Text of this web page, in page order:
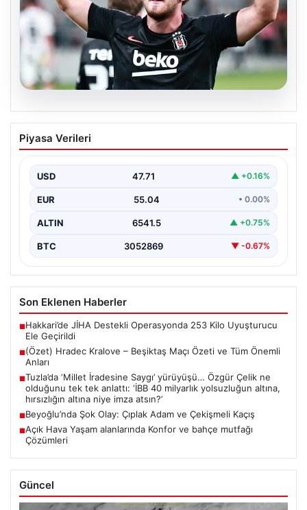
(Özet) Hradec Kralove – Beşiktaş Maçı
Özeti ve Tüm Önemli Anları
Piyasa Verileri
USD 47.71 ▲ +0.16%
EUR 55.04 • 0.00%
ALTIN 6541.5 ▲ +0.75%
BTC 3052869 ▼ -0.67%
Son Eklenen Haberler
■Hakkari’de JİHA Destekli Operasyonda 253 Kilo Uyuşturucu
Ele Geçirildi
■(Özet) Hradec Kralove – Beşiktaş Maçı Özeti ve Tüm Önemli
Anları
■Tuzla’da ‘Millet İradesine Saygı’ yürüyüşü… Özgür Çelik ne
olduğunu tek tek anlattı: ‘İBB 40 milyarlık yolsuzluğun altına,
hırsızlığın altına niye imza atsın?’
■Beyoğlu’nda Şok Olay: Çıplak Adam ve Çekişmeli Kaçış
■Açık Hava Yaşam alanlarında Konfor ve bahçe mutfağı
Çözümleri
Güncel